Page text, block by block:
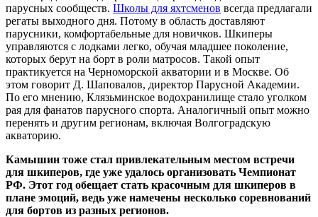
парусных сообществ. Школы для яхтсменов всегда предлагали
регаты выходного дня. Потому в область доставляют
парусники, комфортабельные для новичков. Шкиперы
управляются с лодками легко, обучая младшее поколение,
которых берут на борт в роли матросов. Такой опыт
практикуется на Черноморской акватории и в Москве. Об
этом говорит Д. Шаповалов, директор Парусной Академии.
По его мнению, Клязьминское водохранилище стало уголком
рая для фанатов парусного спорта. Аналогичный опыт можно
перенять и другим регионам, включая Волгоградскую
акваторию.
Камышин тоже стал привлекательным местом встречи
для шкиперов, где уже удалось организовать Чемпионат
РФ. Этот год обещает стать красочным для шкиперов в
плане эмоций, ведь уже намечены несколько соревнований
для бортов из разных регионов.